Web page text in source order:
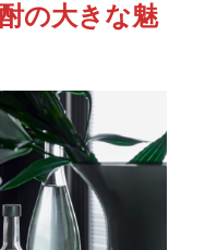
の大きな魅